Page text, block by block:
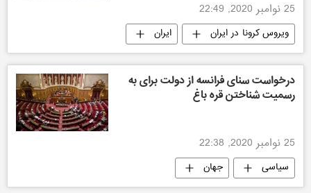
25 نوامبر 2020, 22:49
ویروس کرونا در ایران ایران
درخواست سنای فرانسه از دولت برای به
رسمیت شناختن قره باغ
25 نوامبر 2020, 22:38
سیاسی جهان